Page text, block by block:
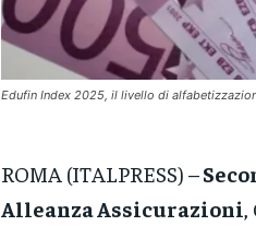
Edufin Index 2025, il livello di
ROMA (ITALPRESS) –
Alleanza Assicurazioni,